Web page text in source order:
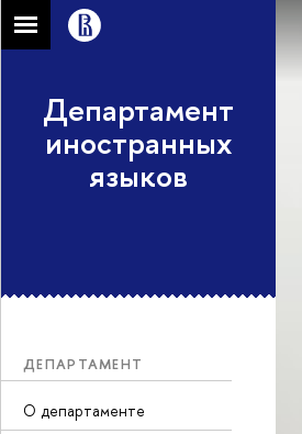
Департамент
иностранных
языков
ДЕПАРТАМЕНТ
О департаменте